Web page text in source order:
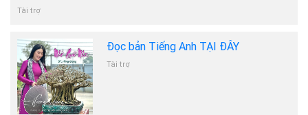
Tài trợ
Đọc bản Tiếng Anh TẠI ĐÂY
Tài trợ